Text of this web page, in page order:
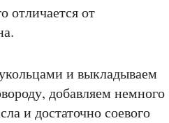
отличается от
и выкладываем
добавляем немного
и достаточно соевого